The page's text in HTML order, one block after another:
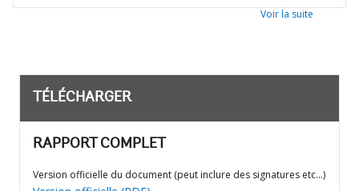
Voir la suite
TÉLÉCHARGER
RAPPORT COMPLET
Version officielle du document (peut inclure des signatures etc…)